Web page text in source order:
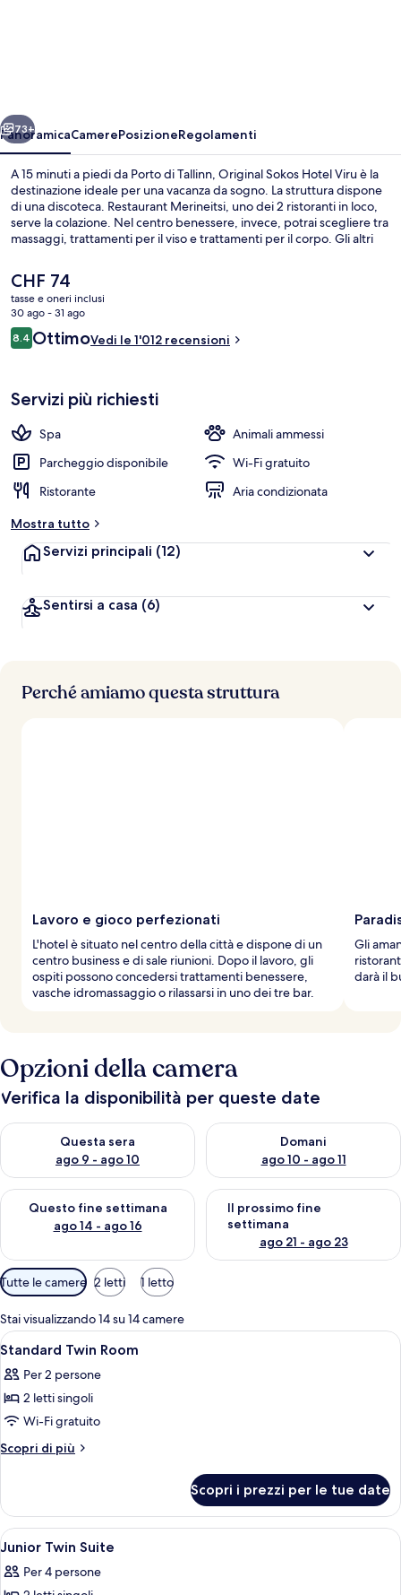
Avanti
73+
PanoramicaCamerePosizioneRegolamenti
A 15 minuti a piedi da Porto di Tallinn, Original Sokos Hotel Viru è la
destinazione ideale per una vacanza da sogno. La struttura dispone
di una discoteca. Restaurant Merineitsi, uno dei 2 ristoranti in loco,
serve la colazione. Nel centro benessere, invece, potrai scegliere tra
massaggi, trattamenti per il viso e trattamenti per il corpo. Gli altri
una sauna.
Il
prezzo
attuale
è
CHF 74
CHF 74
tasse e oneri inclusi
30 ago - 31 ago
Recensioni
8.48.4 su 10
OttimoVedi le 1'012 recensioni
Servizi più richiesti
Spa
Animali ammessi
Parcheggio disponibile
Wi-Fi gratuito
Ristorante
Aria condizionata
Mostra tutto
Servizi principali (12)
Sentirsi a casa (6)
Perché amiamo questa struttura
Lavoro e gioco perfezionati
L'hotel è situato nel centro della città e dispone di un
centro business e di sale riunioni. Dopo il lavoro, gli
ospiti possono concedersi trattamenti benessere,
vasche idromassaggio o rilassarsi in uno dei tre bar.
Gli
darà il
Opzioni della camera
Verifica la disponibilità per queste date
Questa sera
ago 9 - ago 10
Verifica la disponibilità per questa sera, ago 9 - ago 10
Domani
ago 10 - ago 11
Verifica la disponibilità per
Questo fine settimana
ago 14 - ago 16
Verifica la disponibilità per questo fine settimana, ago 14 -
Il prossimo fine
settimana
ago 21 - ago 23
Verifica la disponibilità per il
Filtri
disponibili
per
le
camere
Tutte le camere 2 letti 1 letto
Stai visualizzando 14 su 14 camere
Apri
tutte
le
foto
per
Standard
Una camera d'albergo con due letti,
6
Standard Twin Room
Per 2 persone
2 letti singoli
Wi-Fi gratuito
Scopri di più
Altri
Twin
Room
Scopri i prezzi per le tue date
Apri
tutte
le
Biancheria da letto ipoallergenica,
7
Junior Twin Suite
Per 4 persone